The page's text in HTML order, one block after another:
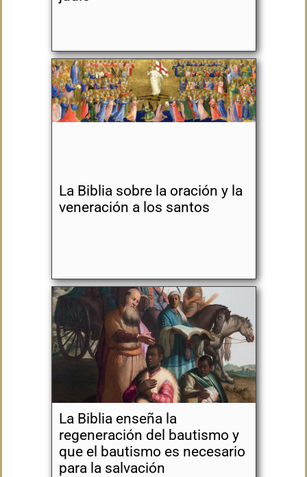
La Biblia sobre la oración y la
veneración a los santos
La Biblia enseña la
regeneración del bautismo y
que el bautismo es necesario
para la salvación